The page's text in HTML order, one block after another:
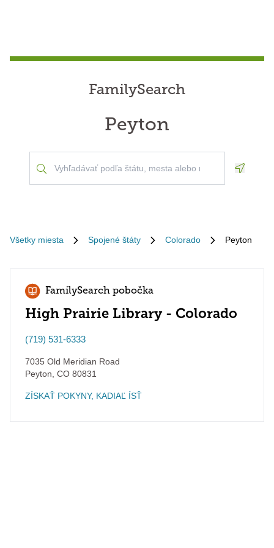
FamilySearch
Peyton
Všetky miesta Spojené štáty Colorado Peyton
FamilySearch pobočka
High Prairie Library - Colorado
(719) 531-6333
7035 Old Meridian Road
Peyton CO 80831
ZÍSKAŤ POKYNY, KADIAĽ ÍSŤ